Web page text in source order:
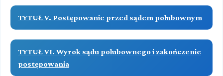
TYTUŁ V. Postępowanie przed sądem polubownym
TYTUŁ VI. Wyrok sądu polubownego i zakończenie
postępowania